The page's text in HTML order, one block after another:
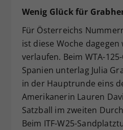
Wenig Glück für
Für Österreichs
ist diese Woche
verlaufen. Beim WTA-
Spanien unterlag Julia
in der Hauptrunde eins
Amerikanerin Lauren
Satzball im zweiten
Beim ITF-W25-